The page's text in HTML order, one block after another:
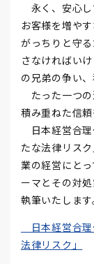
永く、安心し
お客様を増や
がっちりと守
さなければい
の兄弟の争い
たった一つの
積み重ねた信頼
日本経営合理
たな法律リス
業の経営にと
ーマとその対
執筆いたします
日本経営合
法律リスク」